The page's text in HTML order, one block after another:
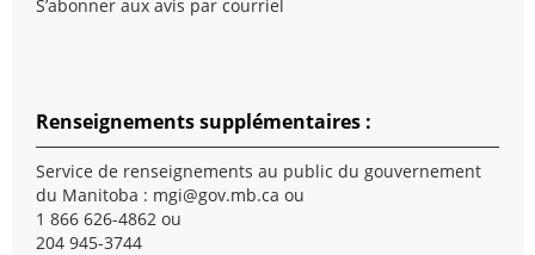
S’abonner aux avis par courriel
Renseignements supplémentaires :
Service de renseignements au public du gouvernement
du Manitoba : mgi@gov.mb.ca ou
1 866 626-4862 ou
204 945-3744